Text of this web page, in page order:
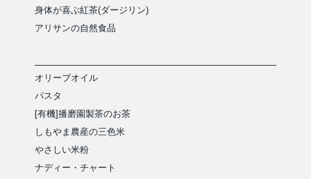
身体が喜ぶ紅茶(ダージリン)
アリサンの自然食品
オリーブオイル
パスタ
[有機]播磨園製茶のお茶
しもやま農産の三色米
やさしい米粉
ナディー・チャート